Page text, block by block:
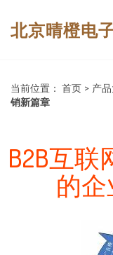
北京晴橙电
当前位置： 首页 > 产
销新篇章
B2B互联
的